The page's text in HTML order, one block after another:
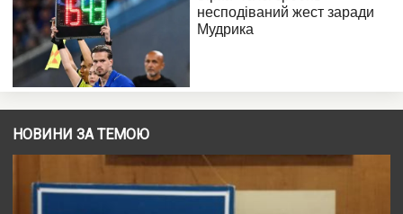
НОВИНИ ЗА ТЕМОЮ